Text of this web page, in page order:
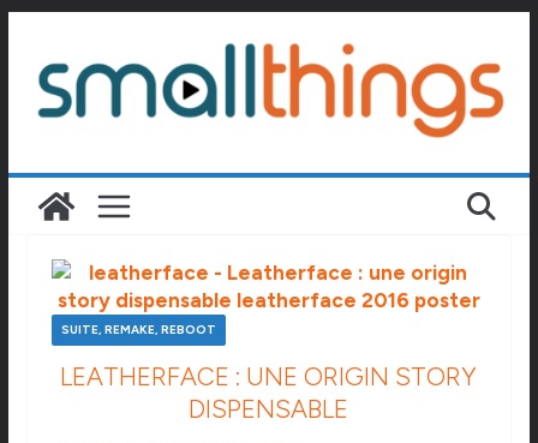
contenu
SUITE, REMAKE, REBOOT
LEATHERFACE : UNE ORIGIN STORY
DISPENSABLE